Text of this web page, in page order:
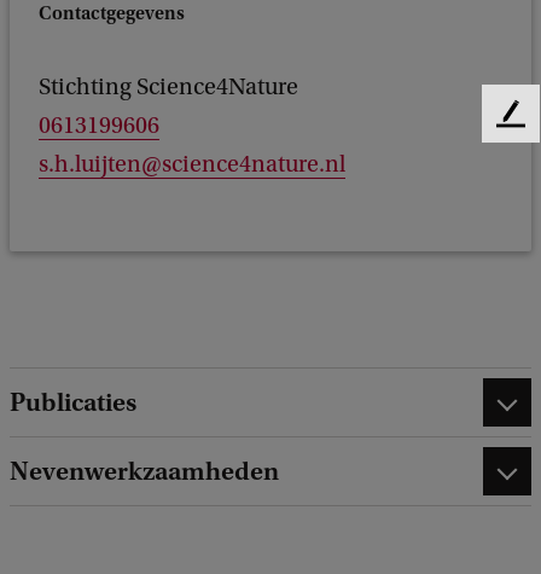
Contactgegevens
Stichting Science4Nature
0613199606
s.h.luijten@science4nature.nl
Publicaties
Nevenwerkzaamheden
F
a